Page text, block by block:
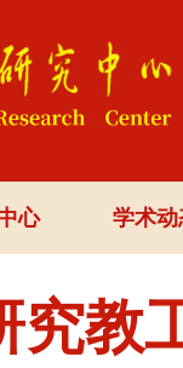
心 学术动
究教